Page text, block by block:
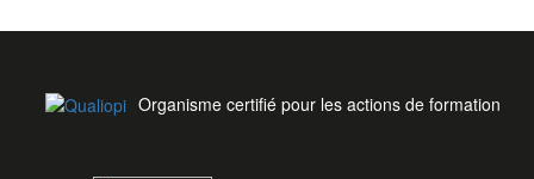
Organisme certifié pour les actions de formation